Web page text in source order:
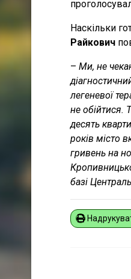
Наскільки
Райкович
– Ми, не
легеневої
не обійтися.
десять
років місто
гривень на
базі